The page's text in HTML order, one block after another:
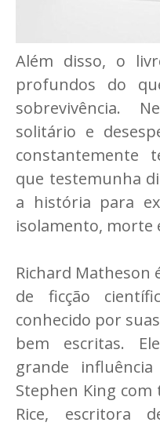
Além disso, o
profundos do
sobrevivência.
solitário e
constantemente
que testemunha
a história para
isolamento, morte
Richard Matheson
de ficção
conhecido por
bem escritas.
grande
Stephen King
Rice, escritora